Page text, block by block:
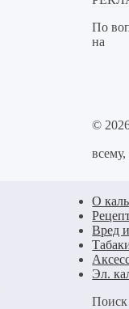
По
на
©
О
Вред
Эл.
Поиск